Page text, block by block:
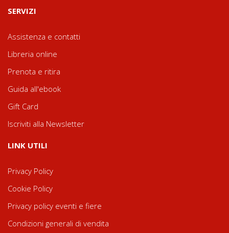
SERVIZI
Assistenza e contatti
Libreria online
Prenota e ritira
Guida all'ebook
Gift Card
Iscriviti alla Newsletter
LINK UTILI
Privacy Policy
Cookie Policy
Privacy policy eventi e fiere
Condizioni generali di vendita